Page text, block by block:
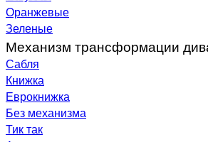
Оранжевые
Зеленые
Механизм трансформации
Сабля
Книжка
Еврокнижка
Без механизма
Тик так